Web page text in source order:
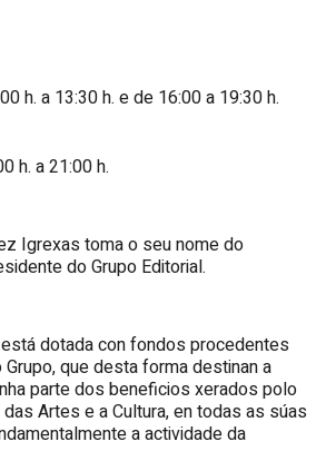
h. a 13:30 h. e de 16:00 a 19:30 h.
h. a 21:00 h.
Igrexas toma o seu nome do
do Grupo Editorial.
dotada con fondos procedentes
que desta forma destinan a
parte dos beneficios xerados polo
Artes e a Cultura, en todas as súas
a actividade da